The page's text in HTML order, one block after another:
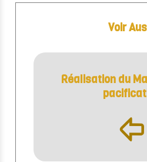
Voir
Réalisation du
þ